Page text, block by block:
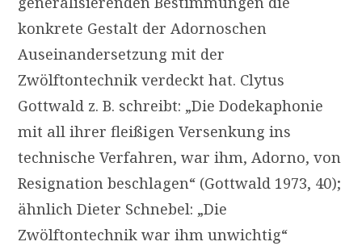
konkrete Gestalt der Adornoschen
Auseinandersetzung mit der
Zwölftontechnik verdeckt hat. Clytus
Gottwald z. B. schreibt: „Die Dodekaphonie
mit all ihrer fleißigen Versenkung ins
technische Verfahren, war ihm, Adorno, von
Resignation beschlagen“ (Gottwald 1973, 40);
ähnlich Dieter Schnebel: „Die
Zwölftontechnik war ihm unwichtig“